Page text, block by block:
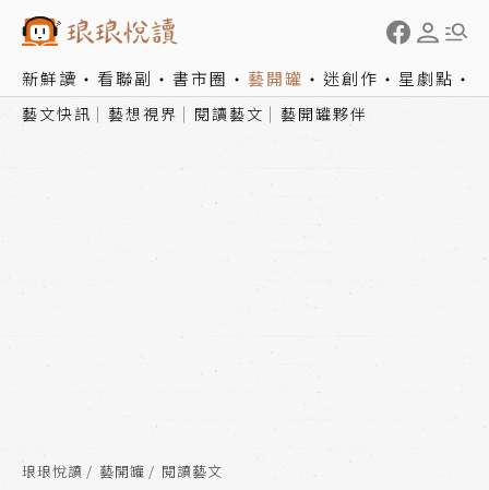
新鮮讀 看聯副 書市圈 藝開罐 迷創作 星劇點
藝文快訊 藝想視界 閱讀藝文 藝開罐夥伴
琅琅悅讀 藝開罐 閱讀藝文